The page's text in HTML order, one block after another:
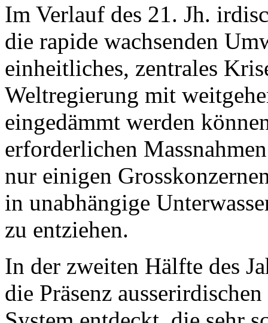
Im Verlauf des 21. Jh.
die rapide wachsenden
einheitliches, zentrales
Weltregierung mit
eingedämmt werden
erforderlichen
nur einigen
in unabhängige
zu entziehen.
In der zweiten Hälfte des
die Präsenz